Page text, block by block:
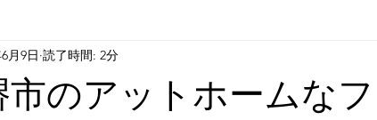
市のアットホームな
月9日 読了時間: 2分